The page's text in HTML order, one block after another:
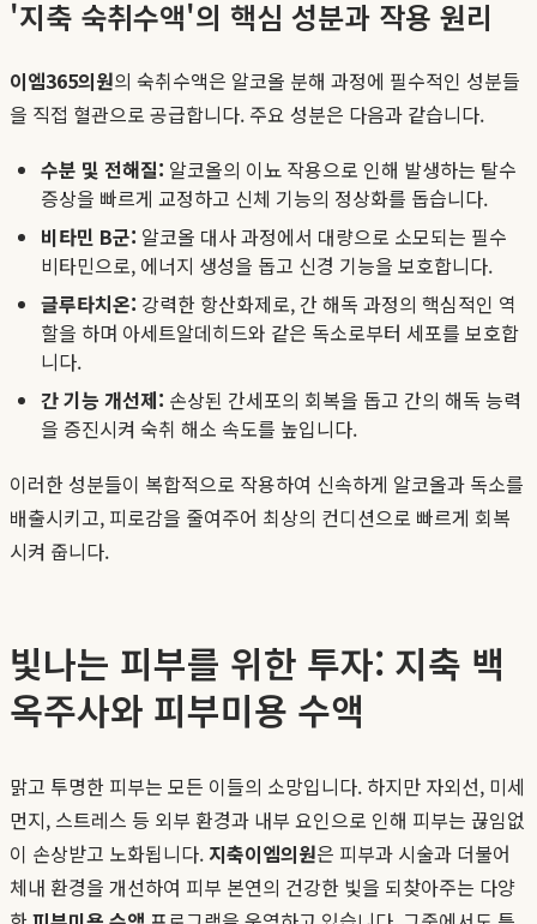
'지축 숙취수액'의 핵심 성분과 작용 원리
이엠365의원의 숙취수액은 알코올 분해 과정에 필수적인 성분들
을 직접 혈관으로 공급합니다. 주요 성분은 다음과 같습니다.
수분 및 전해질: 알코올의 이뇨 작용으로 인해 발생하는 탈수
증상을 빠르게 교정하고 신체 기능의 정상화를 돕습니다.
비타민 B군: 알코올 대사 과정에서 대량으로 소모되는 필수
비타민으로, 에너지 생성을 돕고 신경 기능을 보호합니다.
글루타치온: 강력한 항산화제로, 간 해독 과정의 핵심적인 역
할을 하며 아세트알데히드와 같은 독소로부터 세포를 보호합
니다.
간 기능 개선제: 손상된 간세포의 회복을 돕고 간의 해독 능력
을 증진시켜 숙취 해소 속도를 높입니다.
이러한 성분들이 복합적으로 작용하여 신속하게 알코올과 독소를
배출시키고, 피로감을 줄여주어 최상의 컨디션으로 빠르게 회복
시켜 줍니다.
빛나는 피부를 위한 투자: 지축 백
옥주사와 피부미용 수액
맑고 투명한 피부는 모든 이들의 소망입니다. 하지만 자외선, 미세
먼지, 스트레스 등 외부 환경과 내부 요인으로 인해 피부는 끊임없
이 손상받고 노화됩니다. 지축이엠의원은 피부과 시술과 더불어
체내 환경을 개선하여 피부 본연의 건강한 빛을 되찾아주는 다양